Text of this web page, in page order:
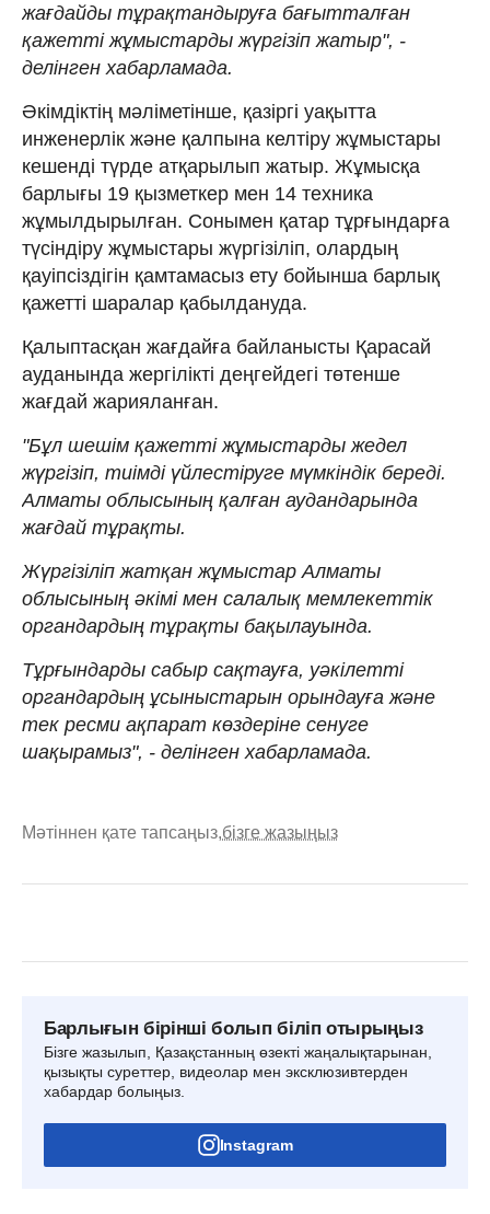
жағдайды тұрақтандыруға бағытталған
қажетті жұмыстарды жүргізіп жатыр", -
делінген хабарламада.
Әкімдіктің мәліметінше, қазіргі уақытта
инженерлік және қалпына келтіру жұмыстары
кешенді түрде атқарылып жатыр. Жұмысқа
барлығы 19 қызметкер мен 14 техника
жұмылдырылған. Сонымен қатар тұрғындарға
түсіндіру жұмыстары жүргізіліп, олардың
қауіпсіздігін қамтамасыз ету бойынша барлық
қажетті шаралар қабылдануда.
Қалыптасқан жағдайға байланысты Қарасай
ауданында жергілікті деңгейдегі төтенше
жағдай жарияланған.
"Бұл шешім қажетті жұмыстарды жедел
жүргізіп, тиімді үйлестіруге мүмкіндік береді.
Алматы облысының қалған аудандарында
жағдай тұрақты.
Жүргізіліп жатқан жұмыстар Алматы
облысының әкімі мен салалық мемлекеттік
органдардың тұрақты бақылауында.
Тұрғындарды сабыр сақтауға, уәкілетті
органдардың ұсыныстарын орындауға және
тек ресми ақпарат көздеріне сенуге
шақырамыз", - делінген хабарламада.
Мәтіннен қате тапсаңыз,бізге жазыңыз
Барлығын бірінші болып біліп отырыңыз
Бізге жазылып, Қазақстанның өзекті жаңалықтарынан,
қызықты суреттер, видеолар мен эксклюзивтерден
хабардар болыңыз.
Instagram